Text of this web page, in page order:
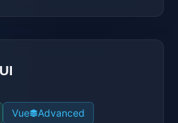
Vue
Advanced